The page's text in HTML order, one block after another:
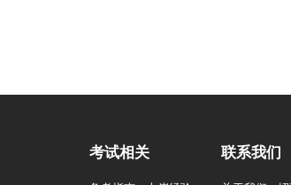
考试相关 联系我们